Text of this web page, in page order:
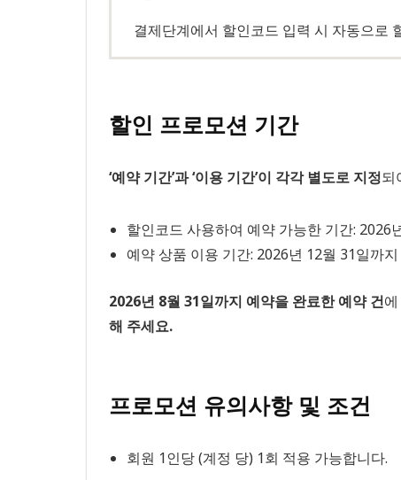
결제단계에서 할인코드 입력 시 자동으로
할인 프로모션 기간
‘예약 기간’과 ‘이용 기간’이 각각 별도로 지정되
할인코드 사용하여 예약 가능한 기간: 2026
예약 상품 이용 기간: 2026년 12월 31일까지
2026년 8월 31일까지 예약을 완료한 예약 건
해 주세요.
프로모션 유의사항 및 조건
회원 1인당 (계정 당) 1회 적용 가능합니다.